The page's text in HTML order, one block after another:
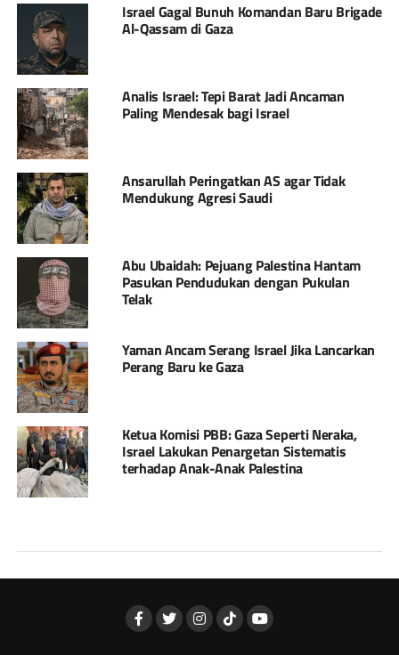
Israel Gagal Bunuh Komandan Baru Brigade
Al-Qassam di Gaza
Analis Israel: Tepi Barat Jadi Ancaman
Paling Mendesak bagi Israel
Ansarullah Peringatkan AS agar Tidak
Mendukung Agresi Saudi
Abu Ubaidah: Pejuang Palestina Hantam
Pasukan Pendudukan dengan Pukulan
Telak
Yaman Ancam Serang Israel Jika Lancarkan
Perang Baru ke Gaza
Ketua Komisi PBB: Gaza Seperti Neraka,
Israel Lakukan Penargetan Sistematis
terhadap Anak-Anak Palestina